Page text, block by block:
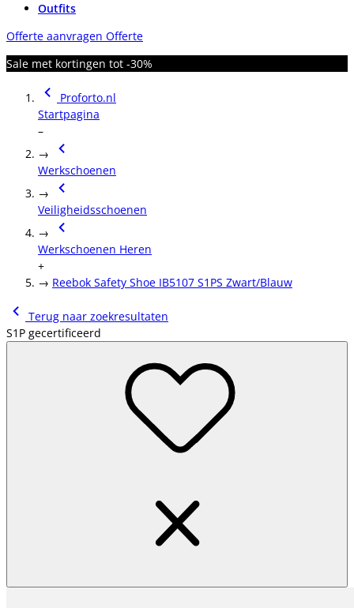
Outfits
Offerte aanvragen Offerte
Sale met kortingen tot -30%
Proforto.nl
Startpagina
–
→
Werkschoenen
→
Veiligheidsschoenen
→
Werkschoenen Heren
+
→ Reebok Safety Shoe IB5107 S1PS Zwart/Blauw
Terug naar zoekresultaten
S1P gecertificeerd